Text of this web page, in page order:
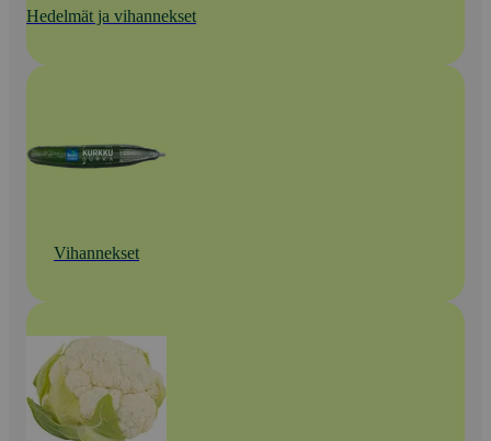
Hedelmät ja vihannekset
Vihannekset